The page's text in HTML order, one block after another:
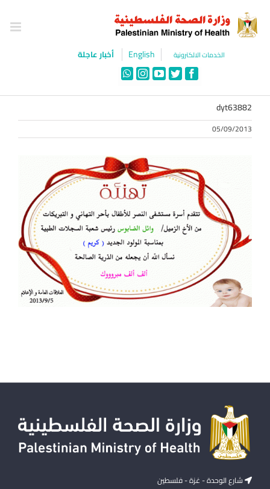
content
الخدمات الالكترونية English أخبار عاجلة
Facebook
Twitter
YouTube
Instagram
WhatsApp
dyt63882
05/09/2013
شارع الوحدة - غزة - فلسطين